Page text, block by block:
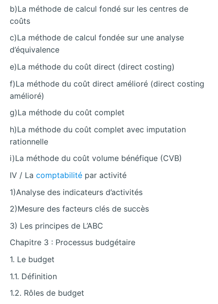
b)La méthode de calcul fondé sur les centres de
coûts
c)La méthode de calcul fondée sur une analyse
d’équivalence
e)La méthode du coût direct (direct costing)
f)La méthode du coût direct amélioré (direct costing
amélioré)
g)La méthode du coût complet
h)La méthode du coût complet avec imputation
rationnelle
i)La méthode du coût volume bénéfique (CVB)
IV / La comptabilité par activité
1)Analyse des indicateurs d’activités
2)Mesure des facteurs clés de succès
3) Les principes de L’ABC
Chapitre 3 : Processus budgétaire
1. Le budget
1.1. Définition
1.2. Rôles de budget